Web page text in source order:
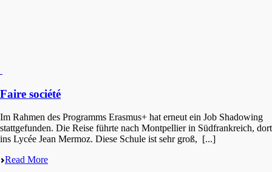
Faire société
Im Rahmen des Programms Erasmus+ hat erneut ein Job Shadowing
statt­ge­fun­den. Die Reise führte nach Montpel­lier in Südfrank­reich, dort
ins Lycée Jean Mermoz. Diese Schule ist sehr groß, [...]
Read More